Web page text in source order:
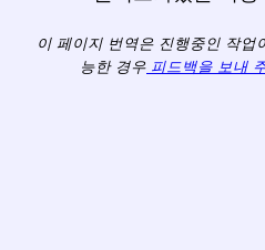
이 페이지 번역은 진행중인 작업
능한 경우 피드백을 보내